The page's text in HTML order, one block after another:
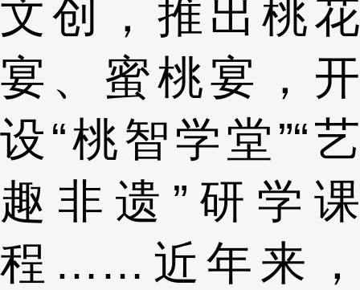
文创，推出桃花
宴、蜜桃宴，开
设“桃智学堂”“艺
趣非遗”研学课
程……近年来，